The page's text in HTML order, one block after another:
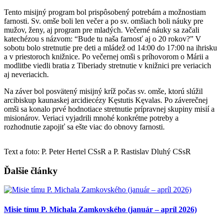
Tento misijný program bol prispôsobený potrebám a možnostiam
farnosti. Sv. omše boli len večer a po sv. omšiach boli náuky pre
mužov, ženy, aj program pre mladých. Večerné náuky sa začali
katechézou s názvom: “Bude tu naša farnosť aj o 20 rokov?” V
sobotu bolo stretnutie pre deti a mládež od 14:00 do 17:00 na ihrisku
a v priestoroch knižnice. Po večernej omši s príhovorom o Márii a
modlitbe viedli bratia z Tiberiady stretnutie v knižnici pre veriacich
aj neveriacich.
Na záver bol posvätený misijný kríž počas sv. omše, ktorú slúžil
arcibiskup kaunaskej arcidiecézy Kęstutis Kęvalas. Po záverečnej
omši sa konalo prvé hodnotiace stretnutie prípravnej skupiny misií a
misionárov. Veriaci vyjadrili mnohé konkrétne potreby a
rozhodnutie zapojiť sa ešte viac do obnovy farnosti.
Text a foto: P. Peter Hertel CSsR a P. Rastislav Dluhý CSsR
Ďalšie články
Misie tímu P. Michala Zamkovského (január – apríl 2026)